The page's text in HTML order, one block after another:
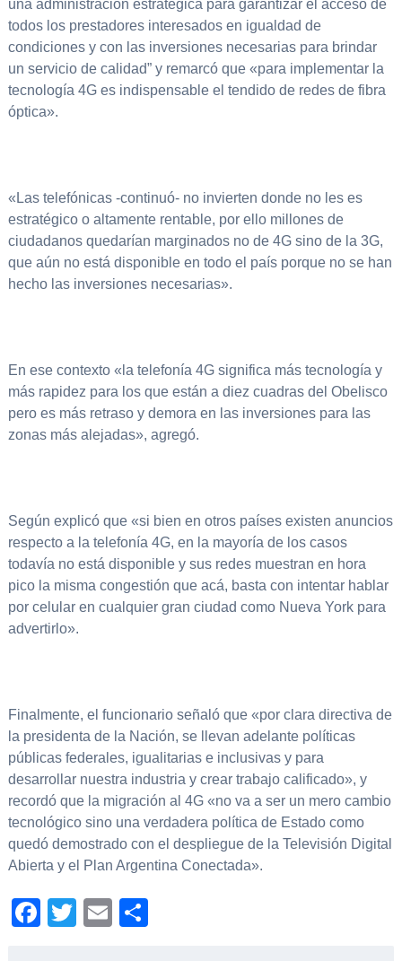
una administración estratégica para garantizar el acceso de
todos los prestadores interesados en igualdad de
condiciones y con las inversiones necesarias para brindar
un servicio de calidad” y remarcó que «para implementar la
tecnología 4G es indispensable el tendido de redes de fibra
óptica».
«Las telefónicas -continuó- no invierten donde no les es
estratégico o altamente rentable, por ello millones de
ciudadanos quedarían marginados no de 4G sino de la 3G,
que aún no está disponible en todo el país porque no se han
hecho las inversiones necesarias».
En ese contexto «la telefonía 4G significa más tecnología y
más rapidez para los que están a diez cuadras del Obelisco
pero es más retraso y demora en las inversiones para las
zonas más alejadas», agregó.
Según explicó que «si bien en otros países existen anuncios
respecto a la telefonía 4G, en la mayoría de los casos
todavía no está disponible y sus redes muestran en hora
pico la misma congestión que acá, basta con intentar hablar
por celular en cualquier gran ciudad como Nueva York para
advertirlo».
Finalmente, el funcionario señaló que «por clara directiva de
la presidenta de la Nación, se llevan adelante políticas
públicas federales, igualitarias e inclusivas y para
desarrollar nuestra industria y crear trabajo calificado», y
recordó que la migración al 4G «no va a ser un mero cambio
tecnológico sino una verdadera política de Estado como
quedó demostrado con el despliegue de la Televisión Digital
Abierta y el Plan Argentina Conectada».
Facebook
TwitterEmail